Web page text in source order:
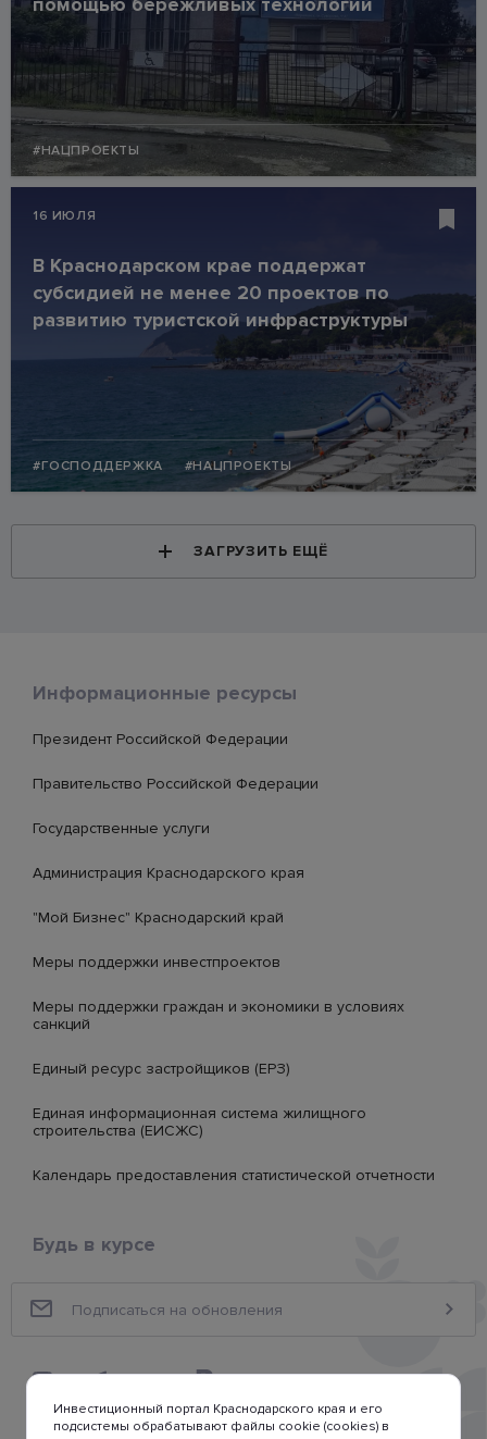
#НАЦПРОЕКТЫ
16 ИЮЛЯ
В Краснодарском крае поддержат
субсидией не менее 20 проектов по
развитию туристской инфраструктуры
#ГОСПОДДЕРЖКА #НАЦПРОЕКТЫ
ЗАГРУЗИТЬ ЕЩЁ
Информационные ресурсы
Президент Российской Федерации
Правительство Российской Федерации
Государственные услуги
Администрация Краснодарского края
"Мой Бизнес" Краснодарский край
Меры поддержки инвестпроектов
Меры поддержки граждан и экономики в условиях
санкций
Единый ресурс застройщиков (ЕРЗ)
Единая информационная система жилищного
строительства (ЕИСЖС)
Календарь предоставления статистической отчетности
Будь в курсе
Инвестиционный портал Краснодарского края и его
подсистемы обрабатывают файлы cookie (cookies) в